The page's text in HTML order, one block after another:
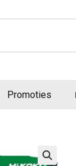
Promoties